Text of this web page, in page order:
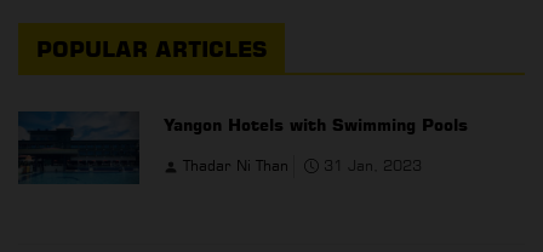
POPULAR ARTICLES
Yangon Hotels with Swimming Pools
Thadar Ni Than 31 Jan, 2023